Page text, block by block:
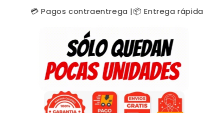
💳 Pagos contraentrega |📦 Entrega rápida